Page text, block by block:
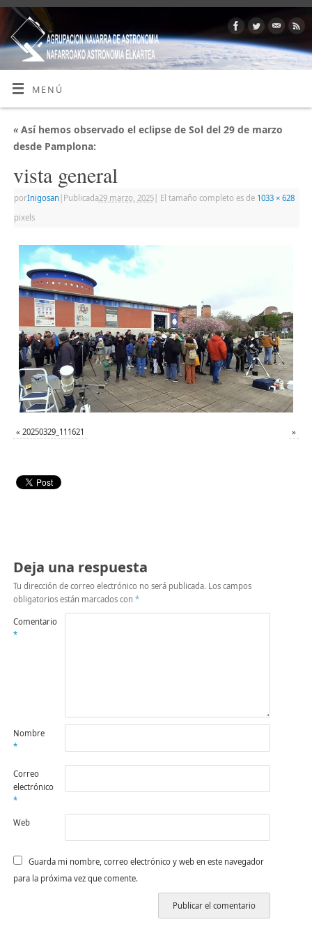
MENÚ
«Así hemos observado el eclipse de Sol del 29 de marzo
desde Pamplona:
vista general
porInigosan Publicada29 marzo, 2025| El tamaño completo es de 1033 × 628
pixels
« 20250329_111621 »
Deja una respuesta
Tu dirección de correo electrónico no será publicada. Los campos
obligatorios están marcados con *
Comentario
*
Nombre
*
Correo
electrónico
*
Web
Guarda mi nombre, correo electrónico y web en este navegador
para la próxima vez que comente.